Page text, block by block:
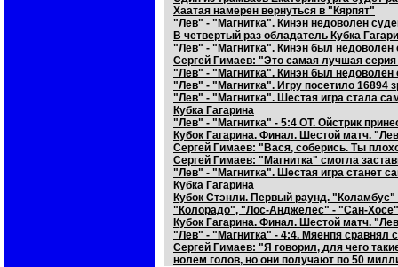
Хаатая намерен вернуться в "Кярпят"
"Лев" - "Магнитка". Кинэн недоволен
В четвертый раз обладатель Кубка
"Лев" - "Магнитка". Кинэн был недоволен
Сергей Гимаев: "Это самая лучшая серия
"Лев" - "Магнитка". Кинэн был недоволен
"Лев" - "Магнитка". Игру посетило 16894
"Лев" - "Магнитка". Шестая игра стала
Кубка Гагарина
"Лев" - "Магнитка" - 5:4 ОТ. Ойстрик
Кубок Гагарина. Финал. Шестой матч.
Сергей Гимаев: "Вася, соберись. Ты
Сергей Гимаев: "Магнитка" смогла
"Лев" - "Магнитка". Шестая игра станет
Кубка Гагарина
Кубок Стэнли. Первый раунд.
"Колорадо", "Лос-Анджелес" - "Сан-Хосе"
Кубок Гагарина. Финал. Шестой матч.
"Лев" - "Магнитка" - 4:4. Мяенпя сравнял
Сергей Гимаев: "Я говорил, для чего
нолем голов, но они получают по 50